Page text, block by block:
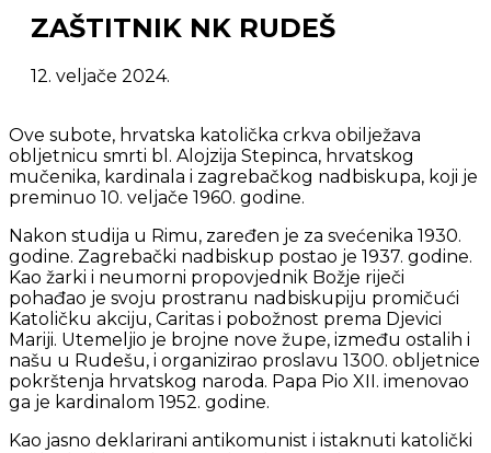
ZAŠTITNIK NK RUDEŠ
12. veljače 2024.
Ove subote, hrvatska katolička crkva obilježava
obljetnicu smrti bl. Alojzija Stepinca, hrvatskog
mučenika, kardinala i zagrebačkog nadbiskupa, koji je
preminuo 10. veljače 1960. godine.
Nakon studija u Rimu, zaređen je za svećenika 1930.
godine. Zagrebački nadbiskup postao je 1937. godine.
Kao žarki i neumorni propovjednik Božje riječi
pohađao je svoju prostranu nadbiskupiju promičući
Katoličku akciju, Caritas i pobožnost prema Djevici
Mariji. Utemeljio je brojne nove župe, između ostalih i
našu u Rudešu, i organizirao proslavu 1300. obljetnice
pokrštenja hrvatskog naroda. Papa Pio XII. imenovao
ga je kardinalom 1952. godine.
Kao jasno deklarirani antikomunist i istaknuti katolički